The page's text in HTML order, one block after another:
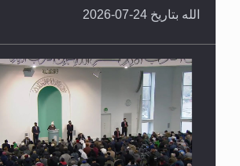
خطبة الجمعة التي ألقاها حضرة أمير
الله بتاريخ 24-07-2026